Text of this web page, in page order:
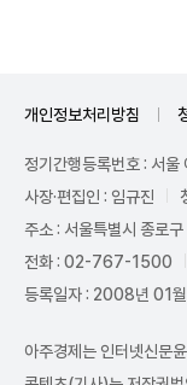
개인정보처리방침
정기간행등록번호 : 서
사장·편집인 : 임규진
주소 : 서울특별시 종로
전화 : 02-767-1500
등록일자 : 2008년 01
아주경제는 인터넷신문